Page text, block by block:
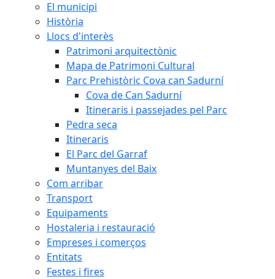
El municipi
Història
Llocs d'interès
Patrimoni arquitectònic
Mapa de Patrimoni Cultural
Parc Prehistòric Cova can Sadurní
Cova de Can Sadurní
Itineraris i passejades pel Parc
Pedra seca
Itineraris
El Parc del Garraf
Muntanyes del Baix
Com arribar
Transport
Equipaments
Hostaleria i restauració
Empreses i comerços
Entitats
Festes i fires